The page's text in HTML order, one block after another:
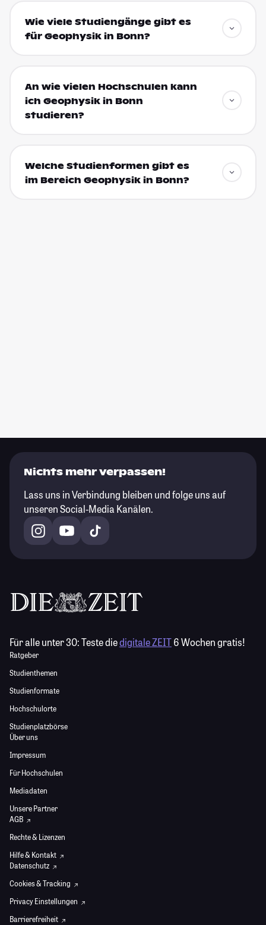
Wie viele Studiengänge gibt es
für Geophysik in Bonn?
An wie vielen Hochschulen kann
ich Geophysik in Bonn
studieren?
Welche Studienformen gibt es
im Bereich Geophysik in Bonn?
Nichts mehr verpassen!
Lass uns in Verbindung bleiben und folge uns auf
unseren Social-Media Kanälen.
Für alle unter 30:Teste diedigitale ZEIT6 Wochen gratis!
Ratgeber
Studienthemen
Studienformate
Hochschulorte
Studienplatzbörse
Über uns
Impressum
Für Hochschulen
Mediadaten
Unsere Partner
AGB
Rechte & Lizenzen
Hilfe & Kontakt
Datenschutz
Cookies & Tracking
Privacy Einstellungen
Barrierefreiheit